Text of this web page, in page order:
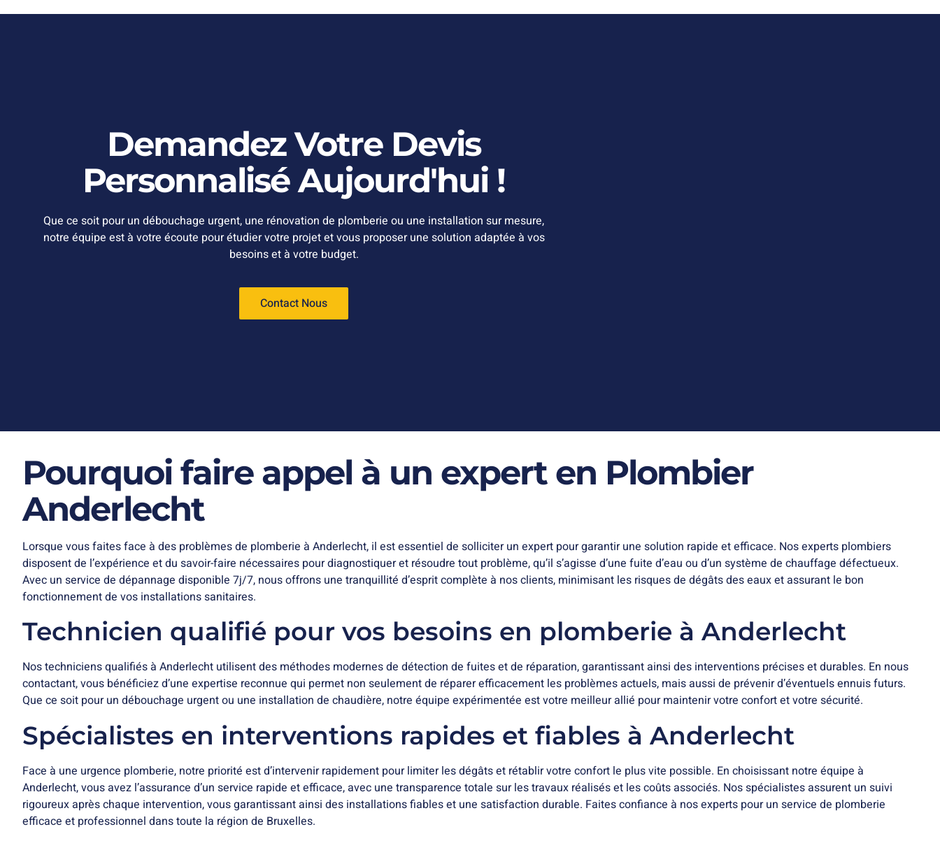
Demandez Votre Devis
Personnalisé Aujourd'hui !
Que ce soit pour un débouchage urgent, une rénovation de plomberie ou une installation sur mesure,
notre équipe est à votre écoute pour étudier votre projet et vous proposer une solution adaptée à vos
besoins et à votre budget.
Contact Nous
Pourquoi faire appel à un expert en Plombier
Anderlecht
Lorsque vous faites face à des problèmes de plomberie à Anderlecht, il est essentiel de solliciter un expert pour garantir une solution rapide et efficace. Nos experts plombiers
disposent de l’expérience et du savoir-faire nécessaires pour diagnostiquer et résoudre tout problème, qu’il s’agisse d’une fuite d’eau ou d’un système de chauffage défectueux.
Avec un service de dépannage disponible 7j/7, nous offrons une tranquillité d’esprit complète à nos clients, minimisant les risques de dégâts des eaux et assurant le bon
fonctionnement de vos installations sanitaires.
Technicien qualifié pour vos besoins en plomberie à Anderlecht
Nos techniciens qualifiés à Anderlecht utilisent des méthodes modernes de détection de fuites et de réparation, garantissant ainsi des interventions précises et durables. En nous
contactant, vous bénéficiez d’une expertise reconnue qui permet non seulement de réparer efficacement les problèmes actuels, mais aussi de prévenir d’éventuels ennuis futurs.
Que ce soit pour un débouchage urgent ou une installation de chaudière, notre équipe expérimentée est votre meilleur allié pour maintenir votre confort et votre sécurité.
Spécialistes en interventions rapides et fiables à Anderlecht
Face à une urgence plomberie, notre priorité est d’intervenir rapidement pour limiter les dégâts et rétablir votre confort le plus vite possible. En choisissant notre équipe à
Anderlecht, vous avez l’assurance d’un service rapide et efficace, avec une transparence totale sur les travaux réalisés et les coûts associés. Nos spécialistes assurent un suivi
rigoureux après chaque intervention, vous garantissant ainsi des installations fiables et une satisfaction durable. Faites confiance à nos experts pour un service de plomberie
efficace et professionnel dans toute la région de Bruxelles.